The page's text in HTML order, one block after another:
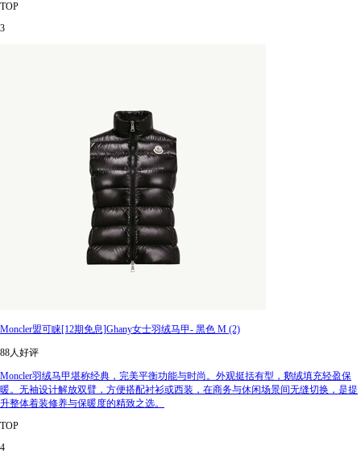
TOP
3
Moncler盟可睐[12期免息]Ghany女士羽绒马甲- 黑色 M (2)
88人好评
Moncler羽绒马甲堪称经典，完美平衡功能与时尚。外观挺括有型，鹅绒填充轻盈保
暖。无袖设计解放双臂，方便搭配衬衫或西装，在商务与休闲场景间无缝切换，是提
升整体着装修养与保暖度的精致之选。
TOP
4